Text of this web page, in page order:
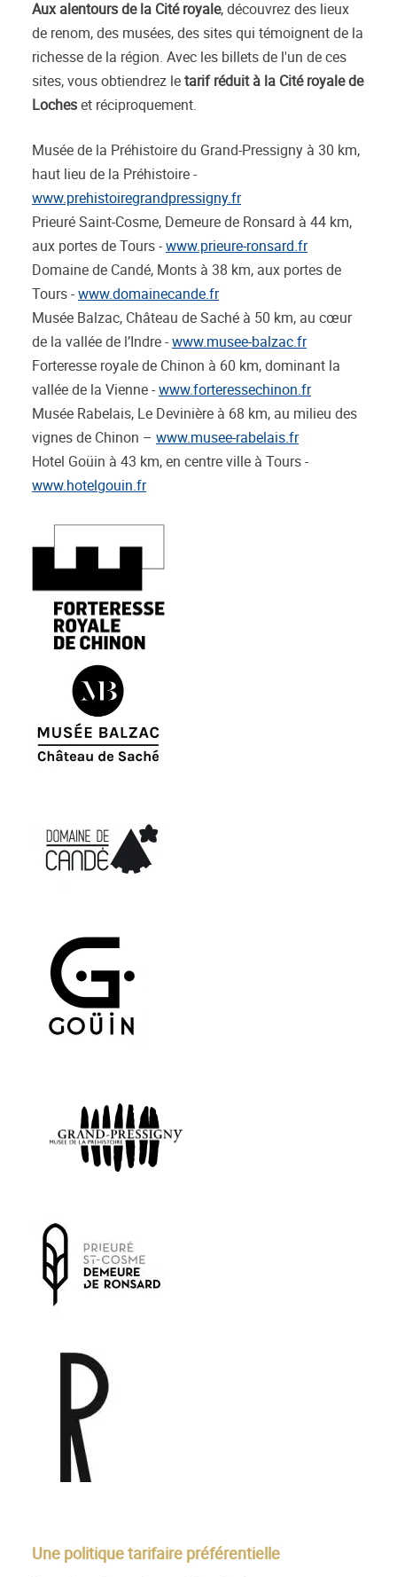
Aux alentours de la Cité royale, découvrez des lieux
de renom, des musées, des sites qui témoignent de la
richesse de la région. Avec les billets de l'un de ces
sites, vous obtiendrez letarif réduit à la Cité royale de
Locheset réciproquement.
Musée de la Préhistoire du Grand-Pressigny à 30 km,
haut lieu de la Préhistoire -
www.prehistoiregrandpressigny.fr
Prieuré Saint-Cosme, Demeure de Ronsard à 44 km,
aux portes de Tours -www.prieure-ronsard.fr
Domaine de Candé, Monts à 38 km, aux portes de
Tours -www.domainecande.fr
Musée Balzac, Château de Saché à 50 km, au cœur
de la vallée de l’Indre -www.musee-balzac.fr
Forteresse royale de Chinon à 60 km, dominant la
vallée de la Vienne -www.forteressechinon.fr
Musée Rabelais, Le Devinière à 68 km, au milieu des
vignes de Chinon – www.musee-rabelais.fr
Hotel Goüin à 43 km, en centre ville à Tours -
www.hotelgouin.fr
Une politique tarifaire préférentielle